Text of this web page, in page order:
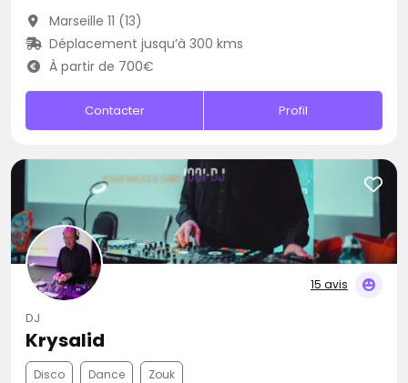
Marseille 11 (13)
Déplacement jusqu’à 300 kms
À partir de 700€
Contacter Profil
15 avis
DJ
Krysalid
Disco Dance Zouk